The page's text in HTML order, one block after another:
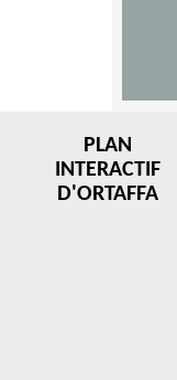
PLAN
INTERACTIF
D'ORTAFFA